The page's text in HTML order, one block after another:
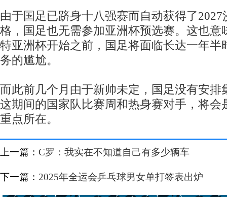
由于国足已跻身十八强赛而自动获得了
格，国足也无需参加亚洲杯预选赛。这也意
特亚洲杯开始之前，国足将面临长达一年半
务的尴尬。
而此前几个月由于新帅未定，国足没有安排
这期间的国家队比赛周和热身赛对手，将会
重点所在。
上一篇： C罗：我实在不知道自己有多少辆车
下一篇： 2025年全运会乒乓球男女单打签表出炉